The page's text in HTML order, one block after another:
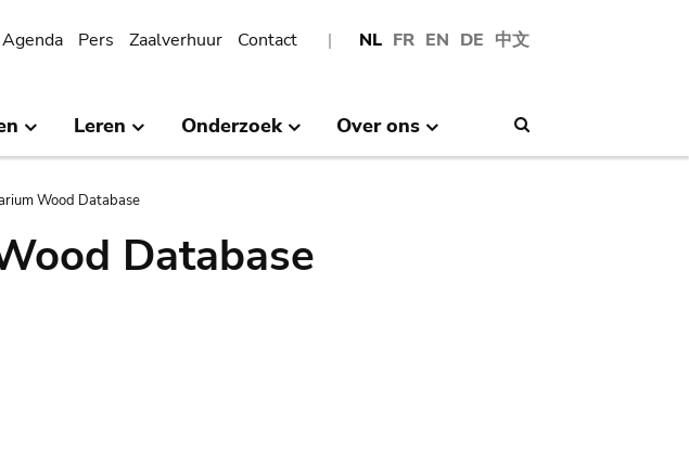
NL FR EN DE 中文
Agenda Pers Zaalverhuur Contact
Leren Onderzoek Over ons
Wood Database
Database